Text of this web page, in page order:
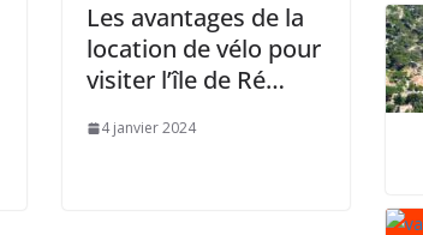
Les avantages de la
location de vélo pour
visiter l’île de Ré…
4 janvier 2024